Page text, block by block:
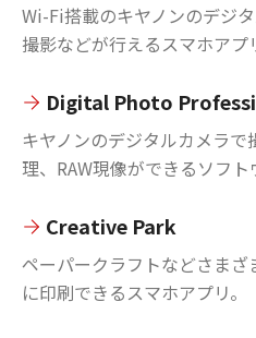
Wi-Fi搭載のキヤノンのデジ
撮影などが行えるスマホアプ
Digital Photo
キヤノンのデジタルカメラ
理、RAW現像ができるソフト
Creative Park
ペーパークラフトなどさま
に印刷できるスマホアプリ。